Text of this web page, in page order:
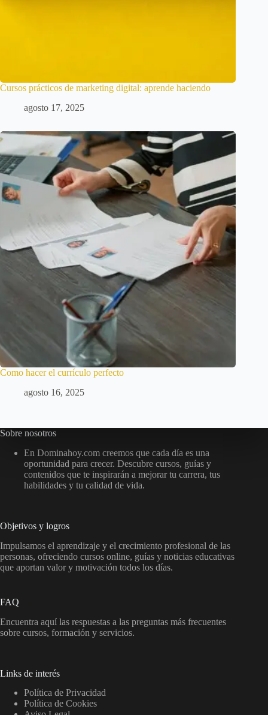
Cursos prácticos de marketing digital: aprende haciendo
agosto 17, 2025
Como hacer el currículo perfecto
agosto 16, 2025
Sobre nosotros
En Dominahoy.com creemos que cada día es una
oportunidad para crecer. Descubre cursos, guías y
contenidos que te inspirarán a mejorar tu carrera, tus
habilidades y tu calidad de vida.
Objetivos y logros
Impulsamos el aprendizaje y el crecimiento profesional de las
personas, ofreciendo cursos online, guías y noticias educativas
que aportan valor y motivación todos los días.
FAQ
Encuentra aquí las respuestas a las preguntas más frecuentes
sobre cursos, formación y servicios.
Links de interés
Política de Privacidad
Política de Cookies